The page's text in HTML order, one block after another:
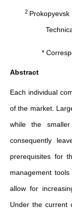
2 Prokopyevsk
*
Abstract
Each individual
of the market.
while the
consequently
prerequisites for
management
allow for
Under the current